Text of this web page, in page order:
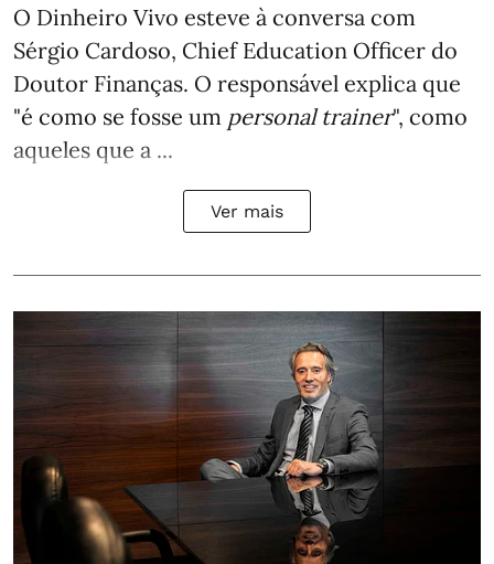
O Dinheiro Vivo esteve à conversa com
Sérgio Cardoso, Chief Education Officer do
Doutor Finanças. O responsável explica que
"é como se fosse um personal trainer", como
aqueles que a ...
Ver mais